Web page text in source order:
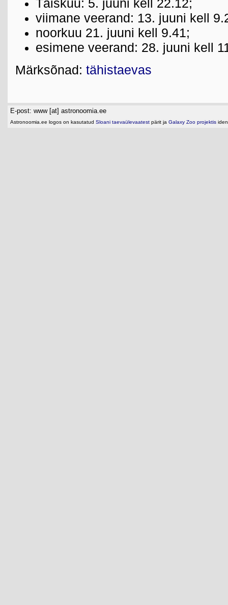
Täiskuu: 5. juuni kell 22.12;
viimane veerand: 13. juuni kell
noorkuu 21. juuni kell 9.41;
esimene veerand: 28. juuni kell
Märksõnad: tähistaevas
E-post: www [at] astronoomia.ee
Astronoomia.ee logos on kasutatud Sloani taevaülevaatest pärit ja Galaxy Zoo projektis